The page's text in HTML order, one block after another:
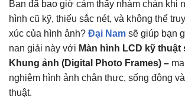
Bạn đã bao giờ cảm thấy nhàm chán khi
hình cũ kỹ, thiếu sắc nét, và không thể
xúc của hình ảnh? Đại Nam sẽ giúp bạn
nan giải này với Màn hình LCD kỹ thuật
Khung ảnh (Digital Photo Frames) –
nghiệm hình ảnh chân thực, sống động
thuật.